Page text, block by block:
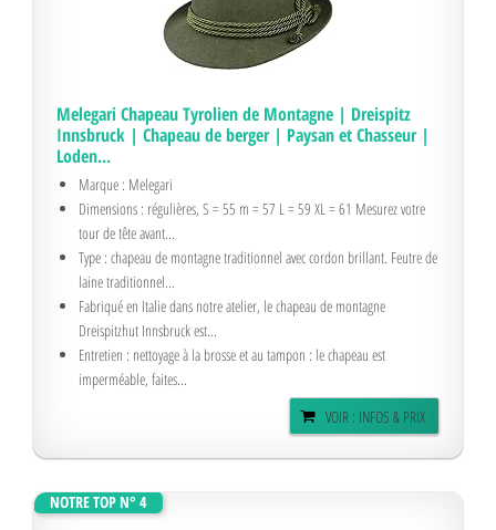
Melegari Chapeau Tyrolien de Montagne | Dreispitz
Innsbruck | Chapeau de berger | Paysan et Chasseur |
Loden...
Marque : Melegari
Dimensions : régulières, S = 55 m = 57 L = 59 XL = 61 Mesurez votre
tour de tête avant...
Type : chapeau de montagne traditionnel avec cordon brillant. Feutre de
laine traditionnel...
Fabriqué en Italie dans notre atelier, le chapeau de montagne
Dreispitzhut Innsbruck est...
Entretien : nettoyage à la brosse et au tampon : le chapeau est
imperméable, faites...
VOIR : INFOS & PRIX
NOTRE TOP N° 4